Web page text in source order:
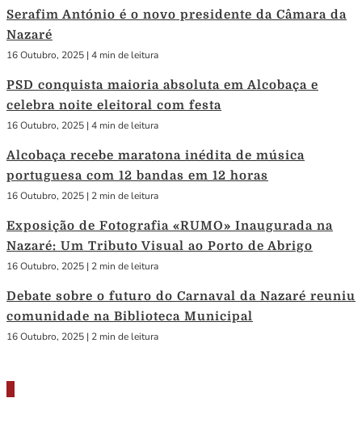
Serafim António é o novo presidente da Câmara da
Nazaré
16 Outubro, 2025 | 4 min de leitura
PSD conquista maioria absoluta em Alcobaça e
celebra noite eleitoral com festa
16 Outubro, 2025 | 4 min de leitura
Alcobaça recebe maratona inédita de música
portuguesa com 12 bandas em 12 horas
16 Outubro, 2025 | 2 min de leitura
Exposição de Fotografia «RUMO» Inaugurada na
Nazaré: Um Tributo Visual ao Porto de Abrigo
16 Outubro, 2025 | 2 min de leitura
Debate sobre o futuro do Carnaval da Nazaré reuniu
comunidade na Biblioteca Municipal
16 Outubro, 2025 | 2 min de leitura